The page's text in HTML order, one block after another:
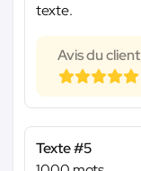
texte.
Avis du client
Texte #5